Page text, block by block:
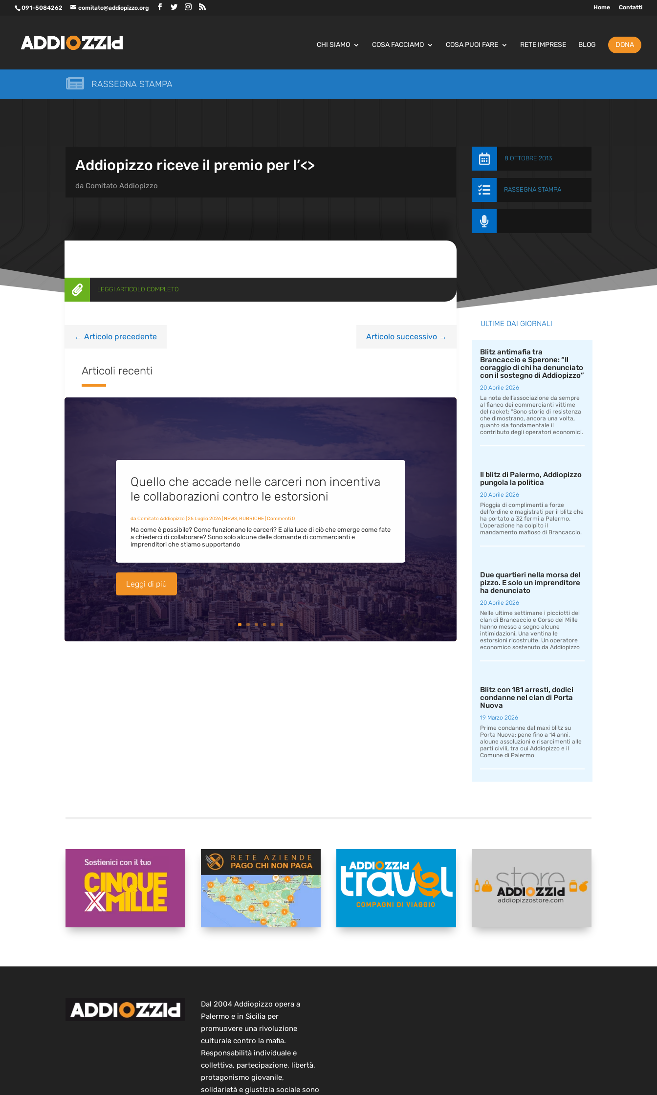
091-5084262 comitato@addiopizzo.org Home Contatti
CHI SIAMO COSA FACCIAMO COSA PUOI FARE RETE IMPRESE BLOG DONA
 RASSEGNA STAMPA
Addiopizzo riceve il premio per l’<>
da Comitato Addiopizzo
 8 OTTOBRE 2013
 RASSEGNA STAMPA

 LEGGI ARTICOLO COMPLETO
← Articolo precedente Articolo successivo→
Articoli recenti
Quello che accade nelle carceri non incentiva
le collaborazioni contro le estorsioni
da Comitato Addiopizzo| 25 Luglio 2026| NEWS,RUBRICHE| Commenti 0
Ma come è possibile? Come funzionano le carceri? E alla luce di ciò che emerge come fate
a chiederci di collaborare? Sono solo alcune delle domande di commercianti e
imprenditori che stiamo supportando
Leggi di più
ULTIME DAI GIORNALI
Blitz antimafia tra
Brancaccio e Sperone: “Il
coraggio di chi ha denunciato
con il sostegno di Addiopizzo”
20 Aprile 2026
La nota dell’associazione da sempre
al fianco dei commercianti vittime
del racket: “Sono storie di resistenza
che dimostrano, ancora una volta,
quanto sia fondamentale il
contributo degli operatori economici.
Il blitz di Palermo, Addiopizzo
pungola la politica
20 Aprile 2026
Pioggia di complimenti a forze
dell’ordine e magistrati per il blitz che
ha portato a 32 fermi a Palermo.
L’operazione ha colpito il
mandamento mafioso di Brancaccio.
Due quartieri nella morsa del
pizzo. E solo un imprenditore
ha denunciato
20 Aprile 2026
Nelle ultime settimane i picciotti dei
clan di Brancaccio e Corso dei Mille
hanno messo a segno alcune
intimidazioni. Una ventina le
estorsioni ricostruite. Un operatore
economico sostenuto da Addiopizzo
Blitz con 181 arresti, dodici
condanne nel clan di Porta
Nuova
19 Marzo 2026
Prime condanne dal maxi blitz su
Porta Nuova: pene fino a 14 anni,
alcune assoluzioni e risarcimenti alle
parti civili, tra cui Addiopizzo e il
Comune di Palermo
Dal 2004 Addiopizzo opera a
Palermo e in Sicilia per
promuovere una rivoluzione
culturale contro la mafia.
Responsabilità individuale e
collettiva, partecipazione, libertà,
protagonismo giovanile,
solidarietà e giustizia sociale sono